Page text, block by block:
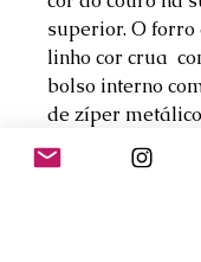
superior. O forro
linho cor crua
bolso interno
de zíper
proporcionando
para guardar